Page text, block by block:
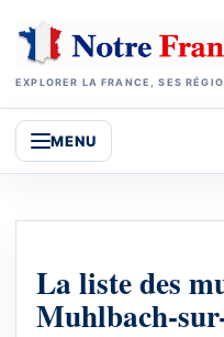
EXPLORER LA FRANCE, SES
MENU
La liste des
Muhlbach-